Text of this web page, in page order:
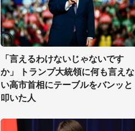
「言えるわけないじゃないです
か」 トランプ大統領に何も言えな
い高市首相にテーブルをバンッと
叩いた人